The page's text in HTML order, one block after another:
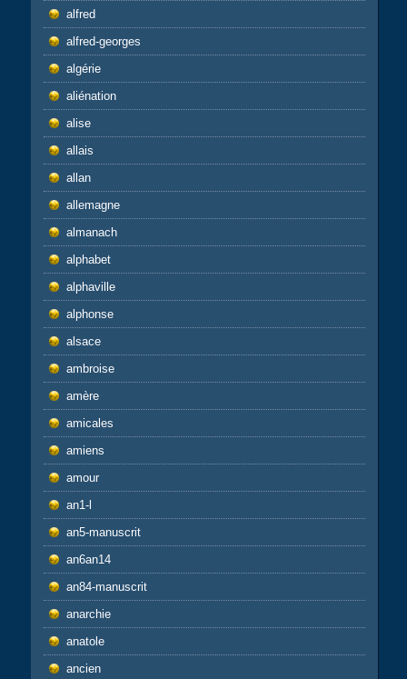
alfred
alfred-georges
algérie
aliénation
alise
allais
allan
allemagne
almanach
alphabet
alphaville
alphonse
alsace
ambroise
amère
amicales
amiens
amour
an1-l
an5-manuscrit
an6an14
an84-manuscrit
anarchie
anatole
ancien